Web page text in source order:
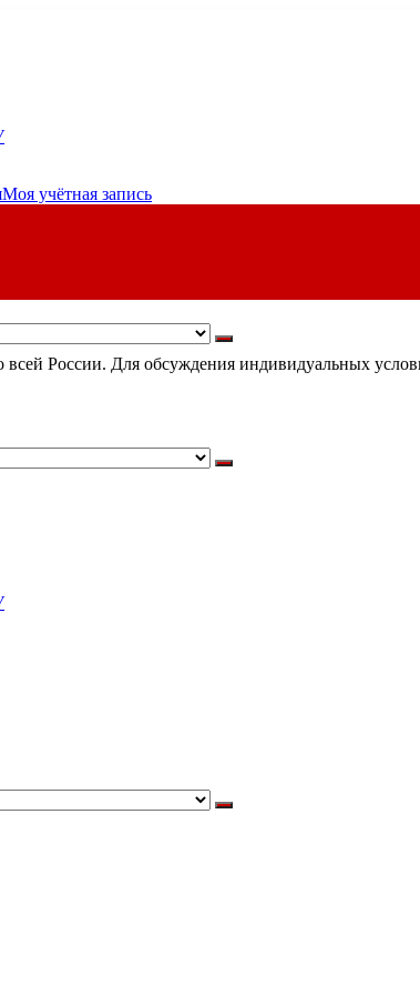
Моя учётная запись
России. Для обсуждения индивидуальных